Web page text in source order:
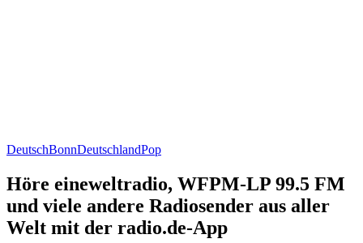
DeutschBonnDeutschlandPop
Höre eineweltradio, WFPM-LP 99.5 FM
und viele andere Radiosender aus aller
Welt mit der radio.de-App